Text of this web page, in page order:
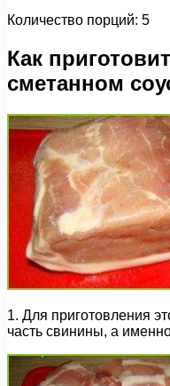
Количество порций: 5
Как
сметанном
1. Для приготовления
часть свинины, а